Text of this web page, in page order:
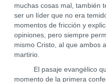
muchas cosas mal, también
ser un líder que no era
momentos de fricción y
opiniones, pero siempre
mismo Cristo, al que ambos
martirio.
El pasaje evangélico que
momento de la primera